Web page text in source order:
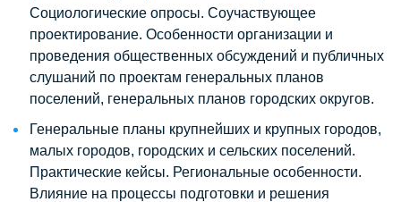
Социологические опросы. Соучаствующее
проектирование. Особенности организации и
проведения общественных обсуждений и публичных
слушаний по проектам генеральных планов
поселений, генеральных планов городских округов.
Генеральные планы крупнейших и крупных городов,
малых городов, городских и сельских поселений.
Практические кейсы. Региональные особенности.
Влияние на процессы подготовки и решения